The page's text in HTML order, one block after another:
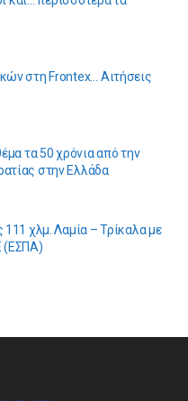
στη Frontex… Αιτήσεις
τα 50 χρόνια από την
στην Ελλάδα
111 χλμ. Λαμία – Τρίκαλα με
(ΕΣΠΑ)